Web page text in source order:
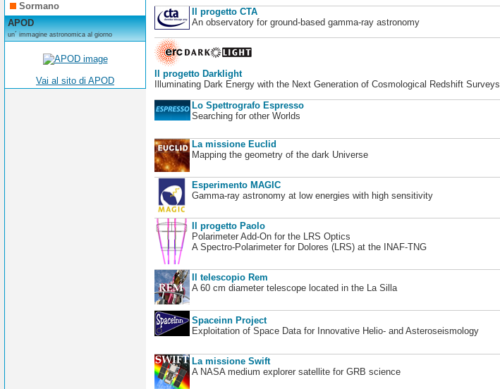
Sormano
APOD
un´ immagine astronomica al giorno
Vai al sito di APOD
Il progetto CTA
An observatory for ground-based gamma-ray astronomy
Il progetto Darklight
Illuminating Dark Energy with the Next Generation of Cosmological Redshift Surveys
Lo Spettrografo Espresso
Searching for other Worlds
La missione Euclid
Mapping the geometry of the dark Universe
Esperimento MAGIC
Gamma-ray astronomy at low energies with high sensitivity
Il progetto Paolo
Polarimeter Add-On for the LRS Optics
A Spectro-Polarimeter for Dolores (LRS) at the INAF-TNG
Il telescopio Rem
A 60 cm diameter telescope located in the La Silla
Spaceinn Project
Exploitation of Space Data for Innovative Helio- and Asteroseismology
La missione Swift
A NASA medium explorer satellite for GRB science